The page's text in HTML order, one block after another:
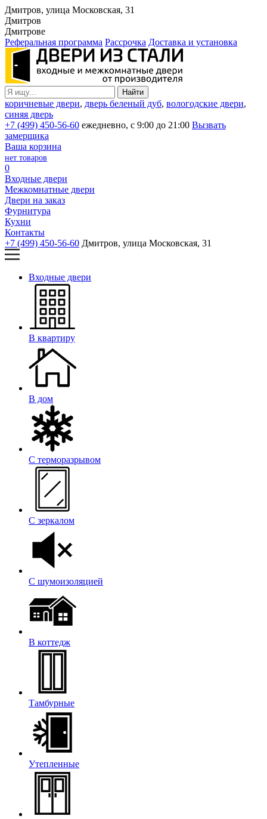
Дмитров, улица Московская, 31
Дмитров
Дмитрове
Реферальная программа Рассрочка Доставка и установка
коричневые двери, дверь беленый дуб, вологодские двери,
синяя дверь
+7 (499) 450-56-60 ежедневно, с 9:00 до 21:00 Вызвать
замерщика
Ваша корзина
нет товаров
0
Входные двери
Межкомнатные двери
Двери на заказ
Фурнитура
Кухни
Контакты
+7 (499) 450-56-60 Дмитров, улица Московская, 31
Входные двери
В квартиру
В дом
С терморазрывом
С зеркалом
С шумоизоляцией
В коттедж
Тамбурные
Утепленные